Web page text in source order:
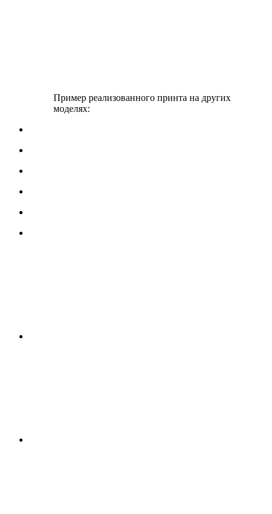
Пример реализованного принта на других
моделях: